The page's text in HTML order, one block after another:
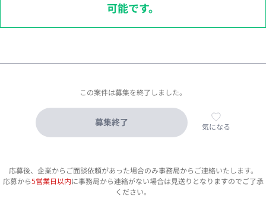
可能です。
この案件は募集を終了しました。
募集終了 気になる
応募後、企業からご面談依頼があった場合のみ事務局からご連絡いたします。
応募から5営業日以内に事務局から連絡がない場合は見送りとなりますのでご了承
ください。